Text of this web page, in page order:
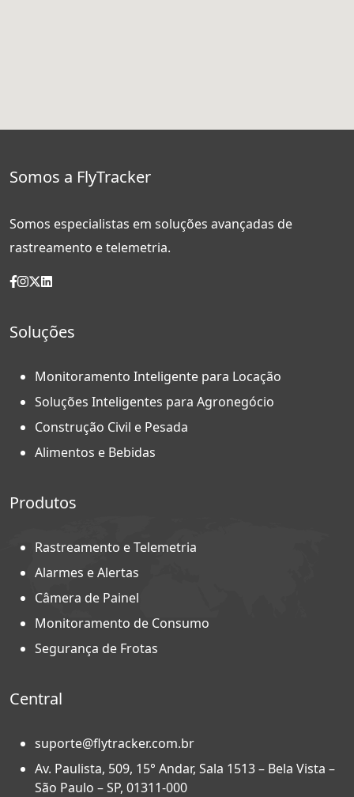
Somos a FlyTracker
Somos especialistas em soluções avançadas de
rastreamento e telemetria.
Soluções
Monitoramento Inteligente para Locação
Soluções Inteligentes para Agronegócio
Construção Civil e Pesada
Alimentos e Bebidas
Produtos
Rastreamento e Telemetria
Alarmes e Alertas
Câmera de Painel
Monitoramento de Consumo
Segurança de Frotas
Central
suporte@flytracker.com.br
Av. Paulista, 509, 15° Andar, Sala 1513 – Bela Vista –
São Paulo – SP, 01311-000